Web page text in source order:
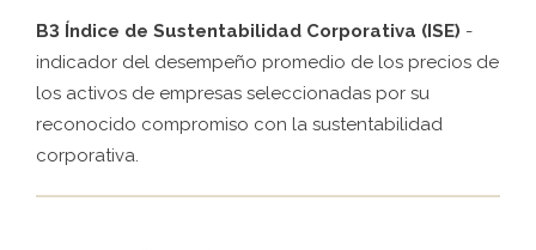
B3 Índice de Sustentabilidad Corporativa (ISE) -
indicador del desempeño promedio de los precios de
los activos de empresas seleccionadas por su
reconocido compromiso con la sustentabilidad
corporativa.